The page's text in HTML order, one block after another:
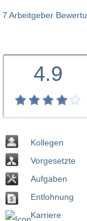
7 Arbeitgeber
4.9
Kollegen
Vorgesetzte
Aufgaben
Entlohnung
Karriere